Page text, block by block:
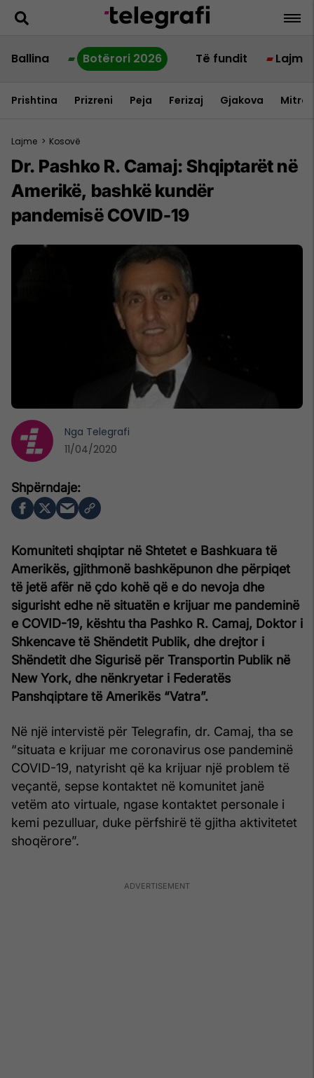
Ballina Botërori 2026 Të fundit Lajme
Prishtina Prizreni Peja Ferizaj Gjakova
Lajme > Kosovë
Dr. Pashko R. Camaj: Shqiptarët në
Amerikë, bashkë kundër
pandemisë COVID-19
Komuniteti shqiptar në Shtetet e Bashkuara të
Amerikës, gjithmonë bashkëpunon dhe përpiqet
të jetë afër në çdo kohë që e do nevoja dhe
sigurisht edhe në situatën e krijuar me pandeminë
e COVID-19, kështu tha Pashko R. Camaj, Doktor i
Shkencave të Shëndetit Publik, dhe drejtor i
Shëndetit dhe Sigurisë për Transportin Publik në
New York, dhe nënkryetar i Federatës
Panshqiptare të Amerikës “Vatra”.
Në një intervistë për Telegrafin, dr. Camaj, tha se
“situata e krijuar me coronavirus ose pandeminë
COVID-19, natyrisht që ka krijuar një problem të
veçantë, sepse kontaktet në komunitet janë
vetëm ato virtuale, ngase kontaktet personale i
kemi pezulluar, duke përfshirë të gjitha aktivitetet
shoqërore”.
Nga Telegrafi
11/04/2020